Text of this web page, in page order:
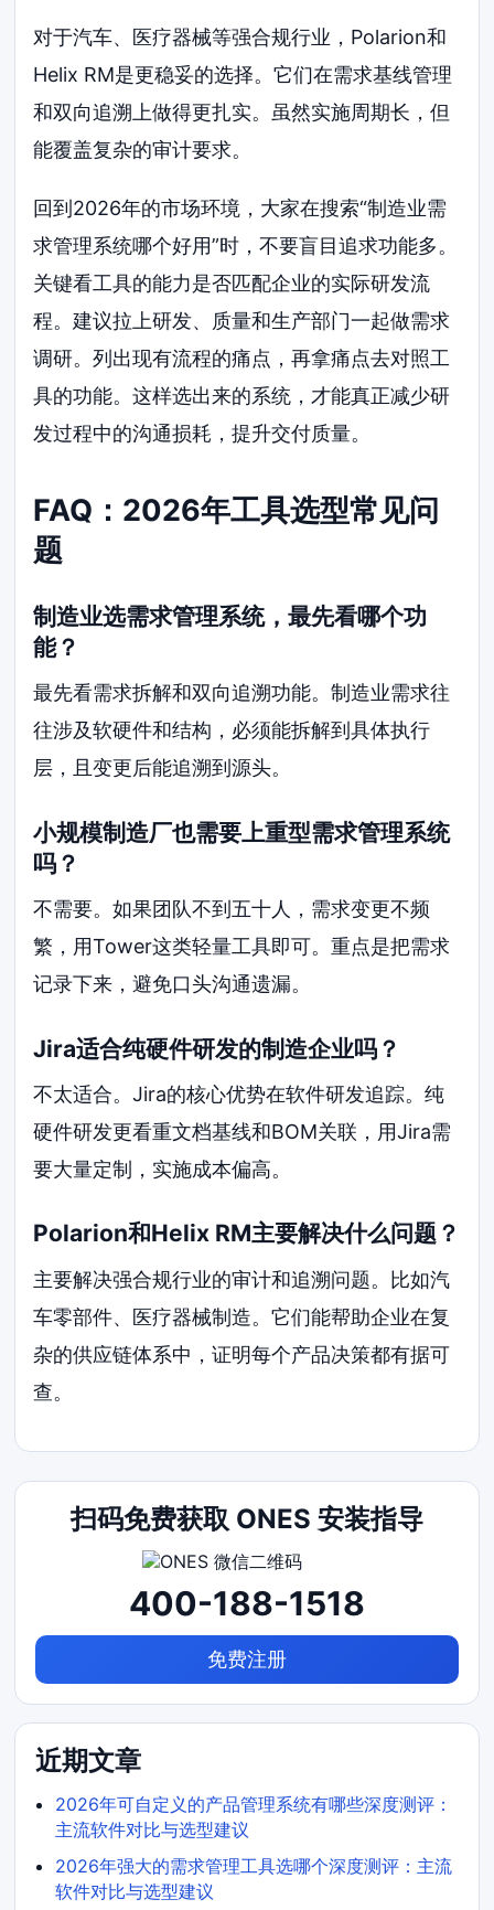
对于汽车、医疗器械等强合规行业，Polarion和
Helix RM是更稳妥的选择。它们在需求基线管理
和双向追溯上做得更扎实。虽然实施周期长，但
能覆盖复杂的审计要求。
回到2026年的市场环境，大家在搜索“制造业需
求管理系统哪个好用”时，不要盲目追求功能多。
关键看工具的能力是否匹配企业的实际研发流
程。建议拉上研发、质量和生产部门一起做需求
调研。列出现有流程的痛点，再拿痛点去对照工
具的功能。这样选出来的系统，才能真正减少研
发过程中的沟通损耗，提升交付质量。
FAQ：2026年工具选型常见问
题
制造业选需求管理系统，最先看哪个功
能？
最先看需求拆解和双向追溯功能。制造业需求往
往涉及软硬件和结构，必须能拆解到具体执行
层，且变更后能追溯到源头。
小规模制造厂也需要上重型需求管理系统
吗？
不需要。如果团队不到五十人，需求变更不频
繁，用Tower这类轻量工具即可。重点是把需求
记录下来，避免口头沟通遗漏。
Jira适合纯硬件研发的制造企业吗？
不太适合。Jira的核心优势在软件研发追踪。纯
硬件研发更看重文档基线和BOM关联，用Jira需
要大量定制，实施成本偏高。
Polarion和Helix RM主要解决什么问题？
主要解决强合规行业的审计和追溯问题。比如汽
车零部件、医疗器械制造。它们能帮助企业在复
杂的供应链体系中，证明每个产品决策都有据可
查。
扫码免费获取 ONES 安装指导
400-188-1518
免费注册
近期文章
2026年可自定义的产品管理系统有哪些深度测评：
主流软件对比与选型建议
2026年强大的需求管理工具选哪个深度测评：主流
软件对比与选型建议